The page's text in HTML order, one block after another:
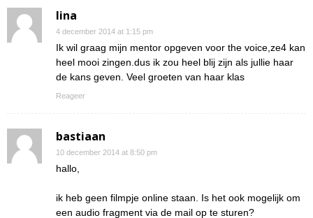
lina
4 december 2014 at 1:15 pm
Ik wil graag mijn mentor opgeven voor the voice,ze4 kan
heel mooi zingen.dus ik zou heel blij zijn als jullie haar
de kans geven. Veel groeten van haar klas
Reageer
bastiaan
10 december 2014 at 8:50 pm
hallo,
ik heb geen filmpje online staan. Is het ook mogelijk om
een audio fragment via de mail op te sturen?